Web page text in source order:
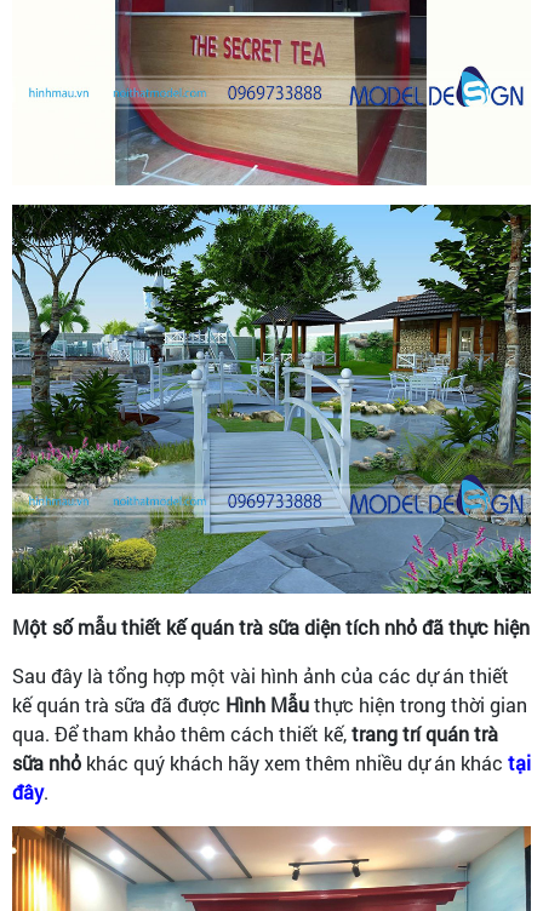
Một số mẫu thiết kế quán trà sữa diện tích nhỏ đã thực hiện
Sau đây là tổng hợp một vài hình ảnh của các dự án thiết
kế quán trà sữa đã được Hình Mẫuthực hiện trong thời gian
qua. Để tham khảo thêm cách thiết kế,trang trí quán trà
sữa nhỏ khác quý khách hãy xem thêm nhiều dự án khác tại
đây.